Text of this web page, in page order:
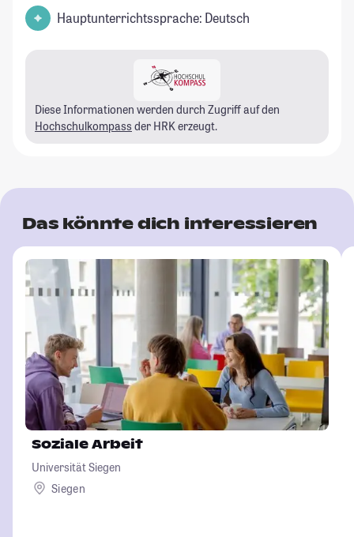
Hauptunterrichtssprache: Deutsch
Diese Informationen werden durch Zugriff auf den
Hochschulkompass der HRK erzeugt.
Das könnte dich interessieren
Soziale Arbeit
Universität Siegen
Siegen